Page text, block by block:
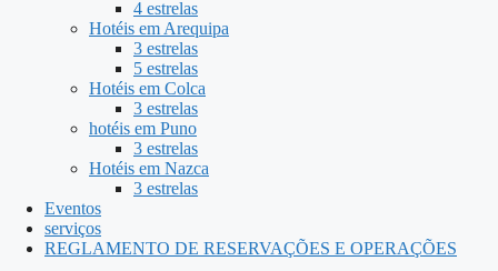
4 estrelas
Hotéis em Arequipa
3 estrelas
5 estrelas
Hotéis em Colca
3 estrelas
hotéis em Puno
3 estrelas
Hotéis em Nazca
3 estrelas
Eventos
serviços
REGLAMENTO DE RESERVAÇÕES E OPERAÇÕES